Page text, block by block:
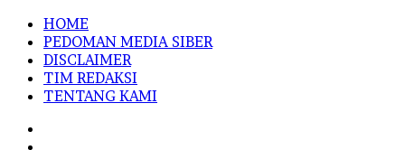
HOME
PEDOMAN MEDIA SIBER
DISCLAIMER
TIM REDAKSI
TENTANG KAMI